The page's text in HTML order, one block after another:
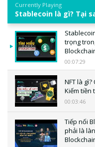
Currently Playing
trọng
00:07:29
NFT là
Kiếm tiền
00:03:46
Tiếp nối
phải là